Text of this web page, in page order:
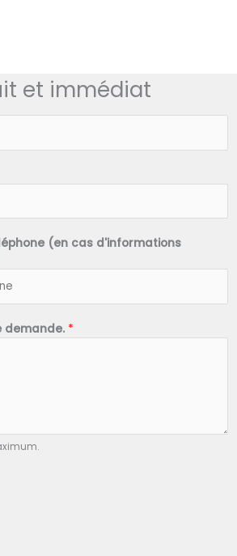
et immédiat
(en cas d'informations
demande. *